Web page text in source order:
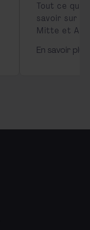
Tout ce que
savoir sur
Mitte et
En savoir plus